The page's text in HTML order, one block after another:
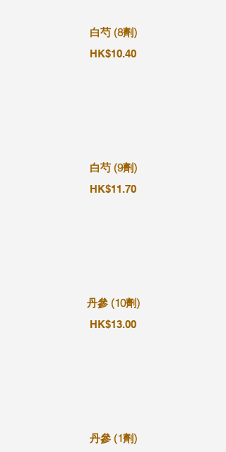
白芍 (8劑)
HK$10.40
白芍 (9劑)
HK$11.70
丹參 (10劑)
HK$13.00
丹參 (1劑)